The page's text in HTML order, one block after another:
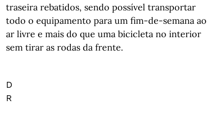
traseira rebatidos, sendo possível transportar
todo o equipamento para um fim-de-semana ao
ar livre e mais do que uma bicicleta no interior
sem tirar as rodas da frente.
D
R